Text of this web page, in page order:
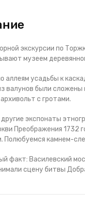
экскурсии по
музеем
аллеям усадьбы к
валунов были
с гротами.
экспонаты
Преображения 1732
Полюбуемся камнем-
факт: Василевский
сцену битвы